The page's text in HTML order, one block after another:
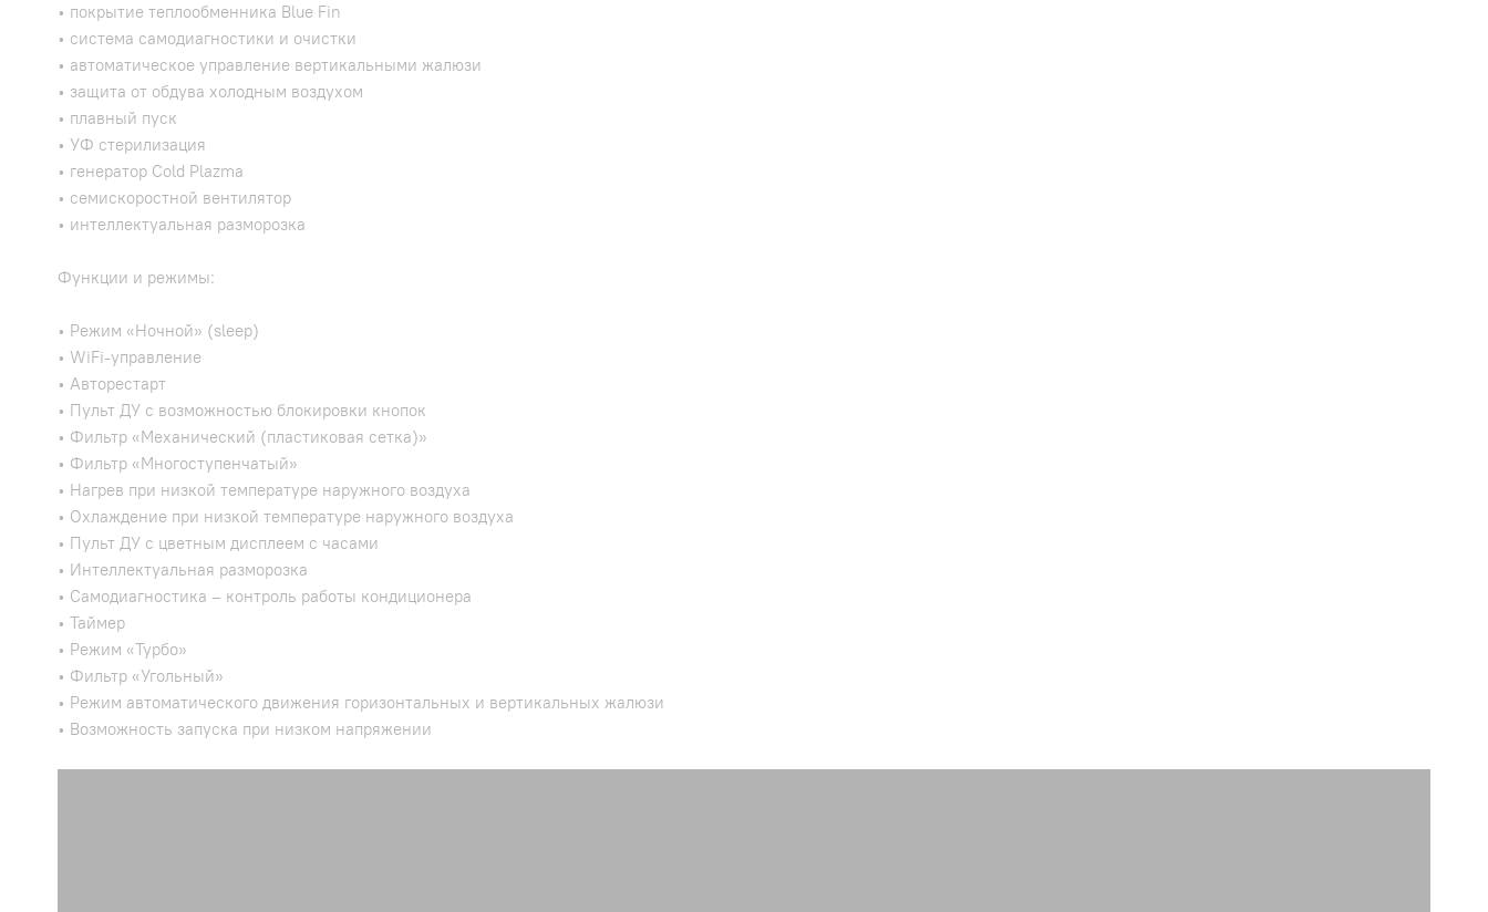
• покрытие теплообменника Blue Fin
• система самодиагностики и очистки
• автоматическое управление вертикальными жалюзи
• защита от обдува холодным воздухом
• плавный пуск
• УФ стерилизация
• генератор Cold Plazma
• семискоростной вентилятор
• интеллектуальная разморозка
Функции и режимы:
• Режим «Ночной» (sleep)
• WiFi-управление
• Авторестарт
• Пульт ДУ с возможностью блокировки кнопок
• Фильтр «Механический (пластиковая сетка)»
• Фильтр «Многоступенчатый»
• Нагрев при низкой температуре наружного воздуха
• Охлаждение при низкой температуре наружного воздуха
• Пульт ДУ с цветным дисплеем с часами
• Интеллектуальная разморозка
• Самодиагностика – контроль работы кондиционера
• Таймер
• Режим «Турбо»
• Фильтр «Угольный»
• Режим автоматического движения горизонтальных и вертикальных жалюзи
• Возможность запуска при низком напряжении